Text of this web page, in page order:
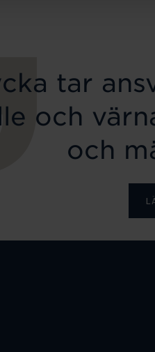
tar
och
och